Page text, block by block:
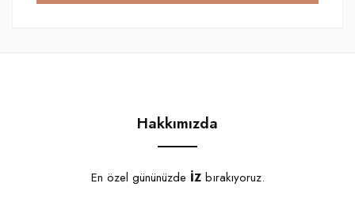
Hakkımızda
En özel gününüzde İZbırakıyoruz.